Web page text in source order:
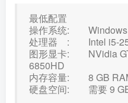
最低配置
操作系统: Windows
处理器 : Intel i5-
图形显卡: NVidia
6850HD
内存容量: 8 GB
硬盘空间: 需要 9